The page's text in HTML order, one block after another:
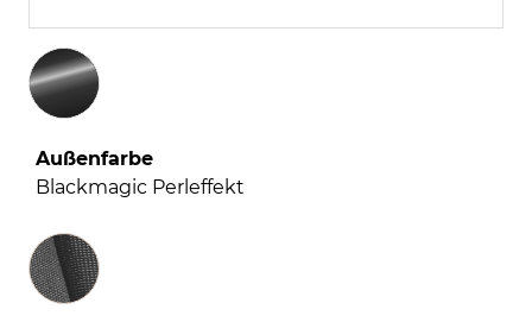
Außenfarbe
Blackmagic Perleffekt
Innenausstattung